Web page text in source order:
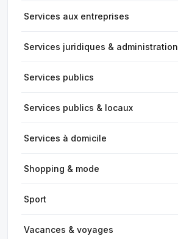
Services aux entreprises
Services juridiques & administration
Services publics
Services publics & locaux
Services à domicile
Shopping & mode
Sport
Vacances & voyages